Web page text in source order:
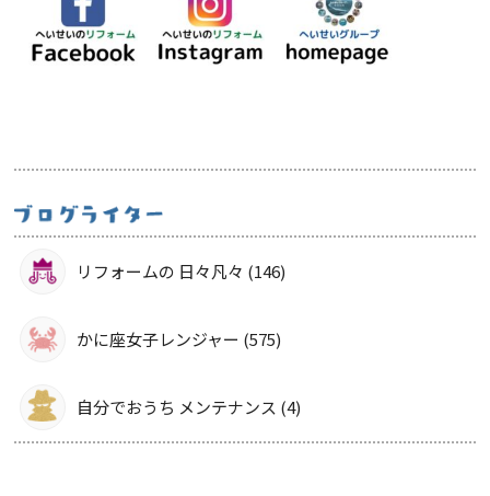
リフォームの 日々凡々 (146)
かに座女子レンジャー (575)
自分でおうち メンテナンス (4)